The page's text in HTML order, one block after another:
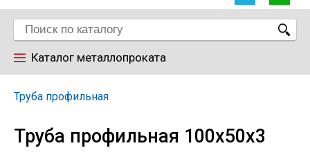
Каталог металлопроката
Арматура
Труба
Труба профильная
Труба профильная 100х50х3